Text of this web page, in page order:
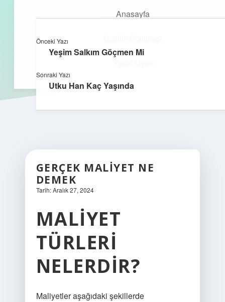
Anasayfa
aç
GERÇEK MALIYET NE
DEMEK
Tarih: Aralık 27, 2024
MALIYET
TÜRLERI
NELERDIR?
Maliyetler aşağıdaki şekillerde
Önceki Yazı
Yeşim Salkım Göçmen Mi
Sonraki Yazı
Utku Han Kaç Yaşında